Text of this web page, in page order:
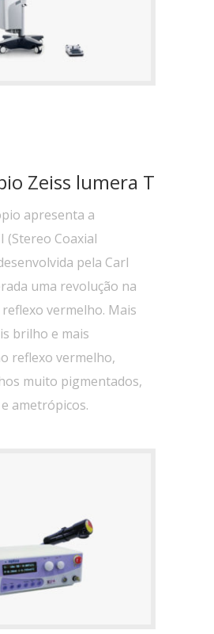
Zeiss lumera T
apresenta a
(Stereo Coaxial
pela Carl
uma revolução na
vermelho. Mais
brilho e mais
reflexo vermelho,
muito pigmentados,
ametrópicos.